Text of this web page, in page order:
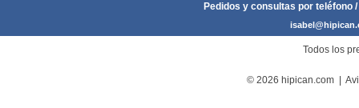
Pedidos y consultas por teléfono
Todos los
© 2026 hipican.com |